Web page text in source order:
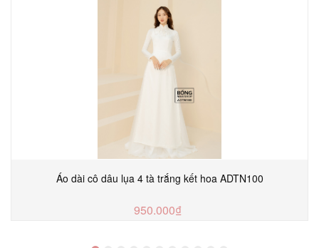
Áo dài cô dâu lụa 4 tà trắng kết hoa ADTN100
950.000₫